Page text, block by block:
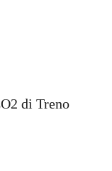
di Treno